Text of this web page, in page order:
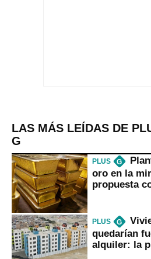
LAS MÁS LEÍDAS DE
G
PLUS G
oro en la
propuesta
PLUS G
quedarían
alquiler: la